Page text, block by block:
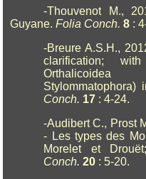
-Thouvenot M.,
Guyane. Folia Conch. 8 :
-Breure A.S.H.,
clarification;
Orthalicoidea
Stylommatophora)
Conch. 17 : 4-24.
-Audibert C., Prost
- Les types des
Morelet et
Conch. 20 : 5-20.